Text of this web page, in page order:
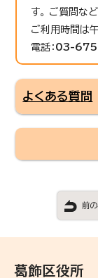
す。 ご質問な
ご利用時間は
電話： 03-
よくある質問
前
葛飾区役所